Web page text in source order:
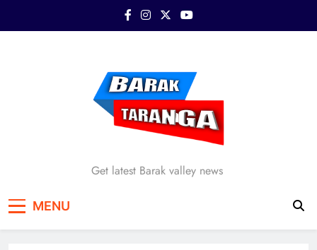
Barak Taranga
Get latest Barak valley news
MENU